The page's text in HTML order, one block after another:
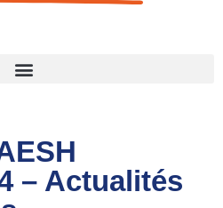
– Actualités